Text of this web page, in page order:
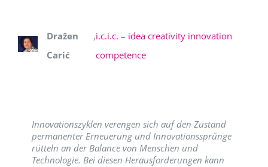
Dražen
Carić
,i.c.i.c. – idea creativity innovation
competence
Innovationszyklen verengen sich auf den Zustand
permanenter Erneuerung und Innovationssprünge
rütteln an der Balance von Menschen und
Technologie. Bei diesen Herausforderungen kann